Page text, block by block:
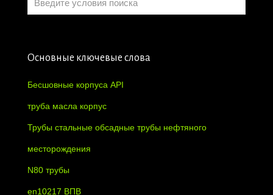
Основные ключевые слова
Бесшовные корпуса API
труба масла корпус
Трубы стальные обсадные трубы нефтяного
месторождения
N80 трубы
en10217 ВПВ